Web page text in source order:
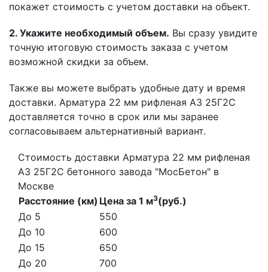
покажет стоимость с учетом доставки на объект.
2. Укажите необходимый объем. Вы сразу увидите
точную итоговую стоимость заказа с учетом
возможной скидки за объем.
Также вы можете выбрать удобные дату и время
доставки. Арматура 22 мм рифленая А3 25Г2С
доставляется точно в срок или мы заранее
согласовываем альтернативный вариант.
Стоимость доставки Арматура 22 мм рифленая
А3 25Г2С бетонного завода "МосБетон" в
Москве
Расстояние (км) Цена за 1 м3(руб.)
До 5
550
До 10
600
До 15
650
До 20
700